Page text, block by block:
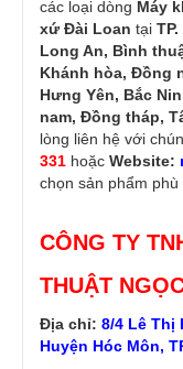
các loại dòng Máy
xứ Đài Loan tại
Long An, Bình
Khánh hòa, Đồng
Hưng Yên, Bắc
nam, Đồng tháp,
lòng liên hệ với
331 hoặc Website:
chọn sản phẩm phù
CÔNG TY
THUẬT
Địa chỉ: 8/4 Lê Thị
Huyện Hóc Môn,